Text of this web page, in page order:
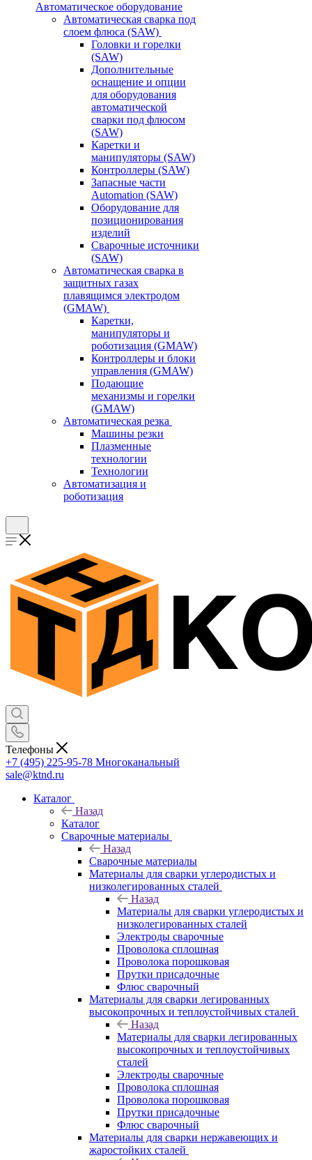
Автоматическое оборудование
Автоматическая сварка под
слоем флюса (SAW)
Головки и горелки
(SAW)
Дополнительные
оснащение и опции
для оборудования
автоматической
сварки под флюсом
(SAW)
Каретки и
манипуляторы (SAW)
Контроллеры (SAW)
Запасные части
Automation (SAW)
Оборудование для
позиционирования
изделий
Сварочные источники
(SAW)
Автоматическая сварка в
защитных газах
плавящимся электродом
(GMAW)
Каретки,
манипуляторы и
роботизация (GMAW)
Контроллеры и блоки
управления (GMAW)
Подающие
механизмы и горелки
(GMAW)
Автоматическая резка
Машины резки
Плазменные
технологии
Технологии
Автоматизация и
роботизация
Телефоны
+7 (495) 225-95-78 Многоканальный
sale@ktnd.ru
Каталог
Назад
Каталог
Сварочные материалы
Назад
Сварочные материалы
Материалы для сварки углеродистых и
низколегированных сталей
Назад
Материалы для сварки углеродистых и
низколегированных сталей
Электроды сварочные
Проволока сплошная
Проволока порошковая
Прутки присадочные
Флюс сварочный
Материалы для сварки легированных
высокопрочных и теплоустойчивых сталей
Назад
Материалы для сварки легированных
высокопрочных и теплоустойчивых
сталей
Электроды сварочные
Проволока сплошная
Проволока порошковая
Прутки присадочные
Флюс сварочный
Материалы для сварки нержавеющих и
жаростойких сталей